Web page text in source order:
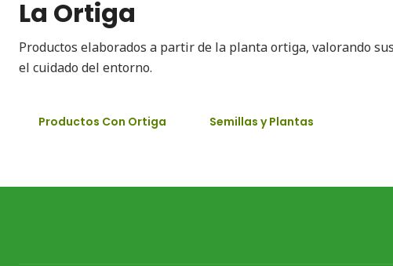
La Ortiga
Productos elaborados a partir de la planta ortiga, valorando
el cuidado del entorno.
Productos Con Ortiga Semillas y Plantas